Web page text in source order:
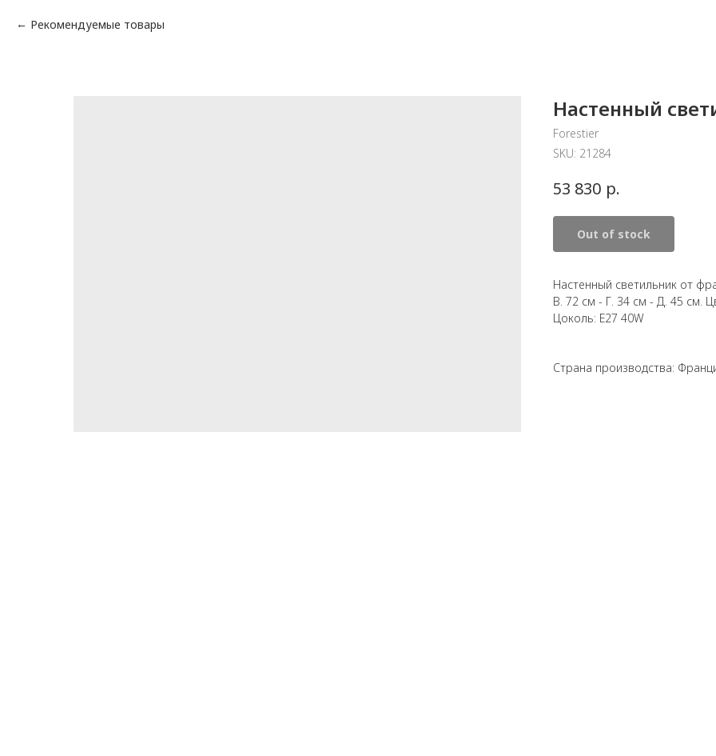
Рекомендуемые товары
Настенный
Forestier
SKU: 21284
53 830 р.
Out of stock
Настенный светильник от
В. 72 см - Г. 34 см - Д. 45 см.
Цоколь: E27 40W
Страна производства: